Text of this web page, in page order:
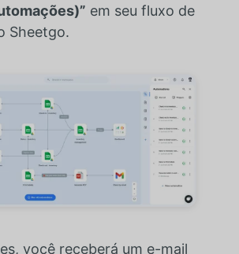
em seu fluxo de
Sheetgo.
você receberá um e-mail